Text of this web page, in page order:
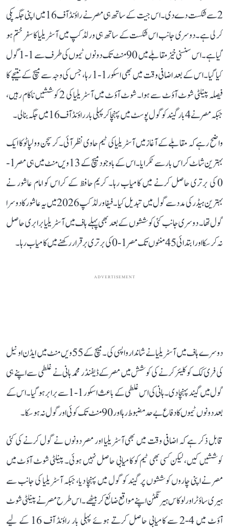
2 سے شکست دے دی۔ اس جیت کے ساتھ ہی مصر نے راؤنڈ آف 16 میں اپنی جگہ پکی
کر لی ہے۔ دوسری جانب اس شکست کے ساتھ ہی ورلڈ کپ میں آسٹریلیا کا سفر ختم ہو
گیا ہے۔ اس سنسنی خیز مقابلے میں 90 منٹ تک دونوں ٹیموں کی طرف سے 1-1 گول
کیا گیا۔ اس کے بعد اضافی وقت میں بھی اسکور 1-1 رہا، جس کی وجہ سے میچ کے نتیجے کا
فیصلہ پینلٹی شوٹ آؤٹ سے ہوا۔ شوٹ آؤٹ میں آسٹریلیا کی 2 کوششیں ناکام رہیں،
جبکہ مصر نے 4 بار گیند کو گول پوسٹ میں پہنچا کر پہلی بار راؤنڈ آف 16 میں جگہ بنا لی۔
واضح رہے کہ مقابلے کے آغاز میں آسٹریلیا کی ٹیم حاوی نظر آئی۔ کرسچن وولپاٹو کا ایک
بہترین شاٹ کراس بار سے ٹکرایا۔ اس کے باوجود میچ کے 13ویں منٹ میں ہی مصر 1-
0 کی برتری حاصل کرنے میں کامیاب رہا۔ کریم حافظ کے کراس کو امام عاشور نے
بہترین ہیڈر کی مدد سے گول میں تبدیل کیا۔ فیفا ورلڈ کپ 2026 میں یہ عاشور کا دوسرا
گول تھا۔ دوسری جانب کئی کوششوں کے بعد بھی پہلے ہاف میں آسٹریلیا برابری حاصل
نہ کر سکا اور ابتدائی 45 منٹوں تک مصر 1-0 کی برتری برقرار رکھنے میں کامیاب رہا۔
ADVERTISEMENT
دوسرے ہاف میں آسٹریلیا نے شاندار واپسی کی۔ میچ کے 55ویں منٹ میں ایڈن او نیل
کی فری کک کو کلیئر کرنے کی کوشش میں مصر کے ڈیفنڈر محمد ہانی نے غلطی سے اپنے ہی
گول میں گیند پہنچا دی۔ ہانی کی اس غلطی کے باعث اسکور 1-1 سے برابر ہو گیا۔ اس کے
بعد دونوں ٹیموں کا دفاع بے حد مضبوط رہا اور 90 منٹ تک کوئی اور گول نہ ہو سکا۔
قابل ذکر ہے کہ اضافی وقت میں بھی آسٹریلیا اور مصر دونوں نے گول کرنے کی کئی
کوششیں کیں، لیکن کسی بھی ٹیم کو کامیابی حاصل نہیں ہوئی۔ پینلٹی شوٹ آؤٹ میں
مصر نے اپنی چاروں کوششوں پر گیند کو گول میں پہنچا دیا، جبکہ آسٹریلیا کی جانب سے
ہیری ساؤٹر اور لوکاس ہیرنگٹن اپنے مواقع ضائع کر بیٹھے۔ اس طرح مصر نے پینلٹی شوٹ
آؤٹ میں 4-2 سے کامیابی حاصل کرتے ہوئے پہلی بار راؤنڈ آف 16 کے لیے